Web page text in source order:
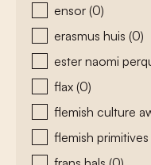
ensor (0)
erasmus huis (0)
ester naomi
flax (0)
flemish culture
flemish primitives